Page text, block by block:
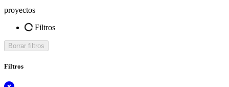
proyectos
Filtros
Borrar filtros
Filtros